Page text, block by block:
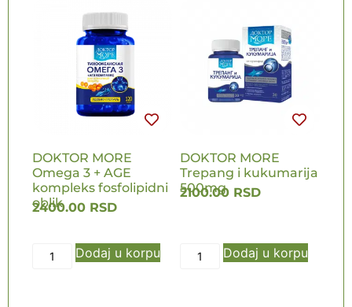
DOKTOR MORE
Omega 3 + AGE
kompleks fosfolipidni
oblik
2400.00 RSD
Dodaj u korpu
DOKTOR MORE
Trepang i kukumarija
500mg
2100.00 RSD
Dodaj u korpu